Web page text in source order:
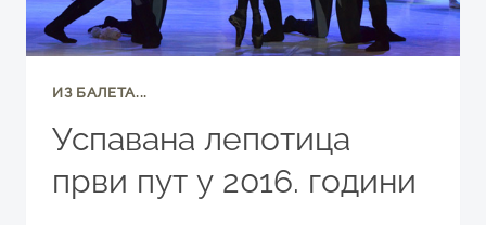
ИЗ БАЛЕТА...
Успавана лепотица
први пут у 2016. години